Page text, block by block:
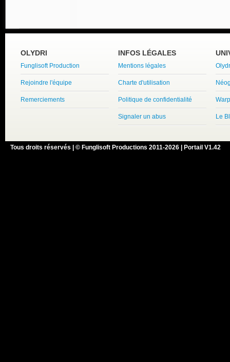
OLYDRI
Funglisoft Production
Rejoindre l'équipe
Remerciements
INFOS LÉGALES
Mentions légales
Charte d'utilisation
Politique de confidentialité
Signaler un abus Le
Tous droits réservés | © Funglisoft Productions 2011-2026 | Portail V1.42